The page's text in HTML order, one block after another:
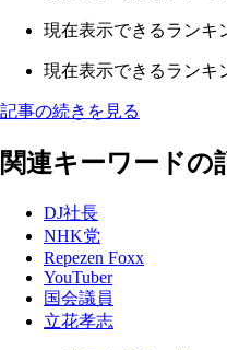
現在表示できるランキ
現在表示できるランキ
記事の続きを見る
関連キーワードの
DJ社長
NHK党
Repezen Foxx
YouTuber
国会議員
立花孝志